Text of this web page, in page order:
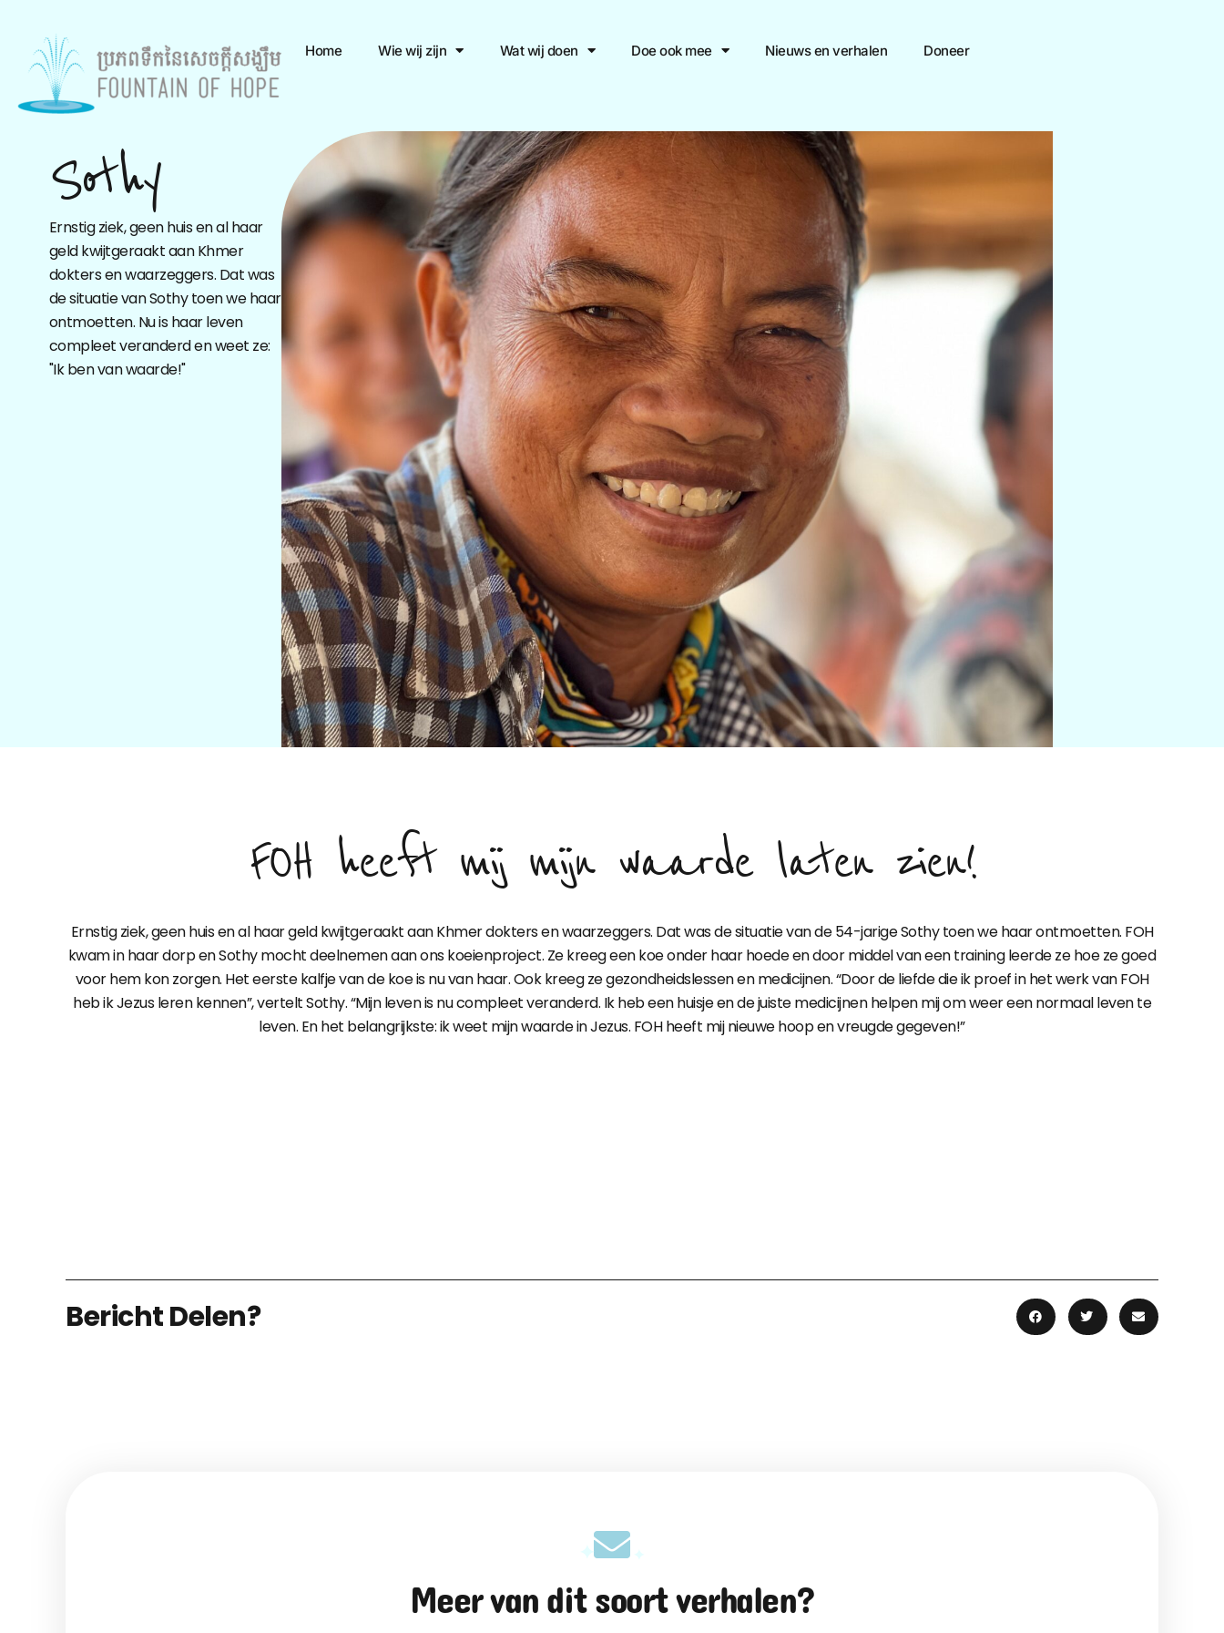
Home Wie wij zijn Wat wij doen Doe ook mee Nieuws en verhalen Doneer
Sothy
Ernstig ziek, geen huis en al haar
geld kwijtgeraakt aan Khmer
dokters en waarzeggers. Dat was
de situatie van Sothy toen we haar
ontmoetten. Nu is haar leven
compleet veranderd en weet ze:
"Ik ben van waarde!"
FOH heeft mij mijn waarde laten zien!
Ernstig ziek, geen huis en al haar geld kwijtgeraakt aan Khmer dokters en waarzeggers. Dat was de situatie van de 54-jarige Sothy toen we haar ontmoetten. FOH
kwam in haar dorp en Sothy mocht deelnemen aan ons koeienproject. Ze kreeg een koe onder haar hoede en door middel van een training leerde ze hoe ze goed
voor hem kon zorgen. Het eerste kalfje van de koe is nu van haar. Ook kreeg ze gezondheidslessen en medicijnen. “Door de liefde die ik proef in het werk van FOH
heb ik Jezus leren kennen”, vertelt Sothy. “Mijn leven is nu compleet veranderd. Ik heb een huisje en de juiste medicijnen helpen mij om weer een normaal leven te
leven. En het belangrijkste: ik weet mijn waarde in Jezus. FOH heeft mij nieuwe hoop en vreugde gegeven!”
Bericht Delen?
Meer van dit soort verhalen?